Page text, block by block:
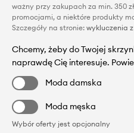
ważny przy zakupach za min. 350
promocjami, a niektóre produkty
Szczegóły na stronie: wykluczenia
Chcemy, żeby do Twojej
naprawdę Cię interesuje.
Moda damska
Moda męska
Wybór oferty jest opcjonalny